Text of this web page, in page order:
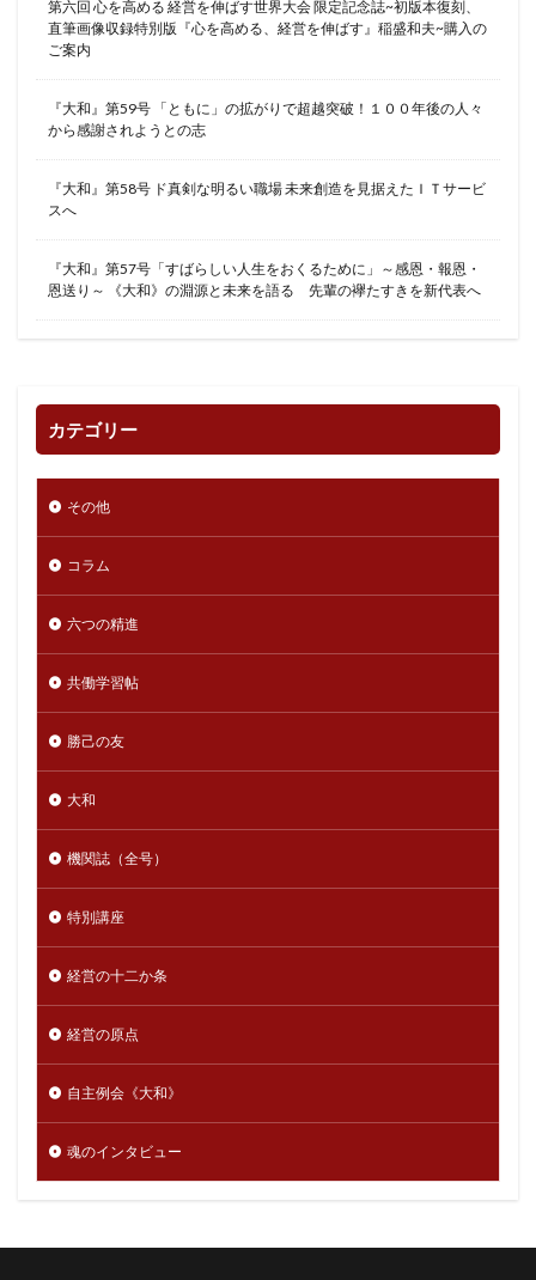
第六回 心を高める 経営を伸ばす世界大会 限定記念誌~初版本復刻、
直筆画像収録特別版『心を高める、経営を伸ばす』稲盛和夫~購入の
ご案内
『大和』第59号 「ともに」の拡がりで超越突破！１００年後の人々
から感謝されようとの志
『大和』第58号 ド真剣な明るい職場 未来創造を見据えたＩＴサービ
スへ
『大和』第57号「すばらしい人生をおくるために」～感恩・報恩・
恩送り～ 《大和》の淵源と未来を語る 先輩の襷たすきを新代表へ
カテゴリー
その他
コラム
六つの精進
共働学習帖
勝己の友
大和
機関誌（全号）
特別講座
経営の十二か条
経営の原点
自主例会《大和》
魂のインタビュー